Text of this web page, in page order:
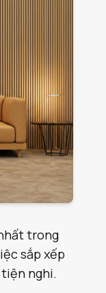
trong
sắp xếp
tiện nghi.